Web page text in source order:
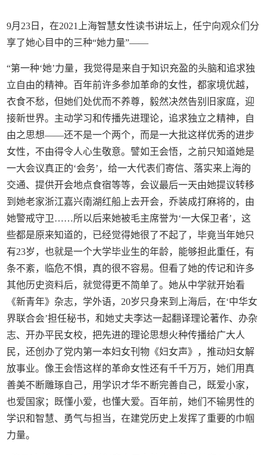
9月23日，在2021上海智慧女性读书讲坛上，任宁向观众们分
享了她心目中的三种“她力量”——
“第一种‘她’力量，我觉得是来自于知识充盈的头脑和追求独
立自由的精神。百年前许多参加革命的女性，都家境优越，
衣食不愁，但她们处优而不养尊，毅然决然告别旧家庭，迎
接新世界。主动学习和传播先进理论，追求独立之精神，自
由之思想——还不是一个两个，而是一大批这样优秀的进步
女性，不由得令人心生敬意。譬如王会悟，之前只知道她是
一大会议真正的‘会务’，给一大代表们寄信、落实来上海的
交通、提供开会地点食宿等等，会议最后一天由她提议转移
到她老家浙江嘉兴南湖红船上去开会，乔装成打麻将的，由
她警戒守卫……所以后来她被毛主席誉为‘一大保卫者’，这
些都是原来知道的，已经觉得她很了不起了，毕竟当年她只
有23岁，也就是一个大学毕业生的年龄，能够担此重任，有
条不紊，临危不惧，真的很不容易。但看了她的传记和许多
其他历史资料后，就觉得更不简单了。她从中学就开始看
《新青年》杂志，学外语，20岁只身来到上海后，在‘中华女
界联合会’担任秘书，和她丈夫李达一起翻译理论著作、办杂
志、开办平民女校，把先进的理论思想火种传播给广大人
民，还创办了党内第一本妇女刊物《妇女声》，推动妇女解
放事业。像王会悟这样的革命女性还有千千万万，她们用真
善美不断雕琢自己，用学识才华不断完善自己，既爱小家，
也爱国家；既懂小爱，也懂大爱。百年前，她们不输男性的
学识和智慧、勇气与担当，在建党历史上发挥了重要的巾帼
力量。